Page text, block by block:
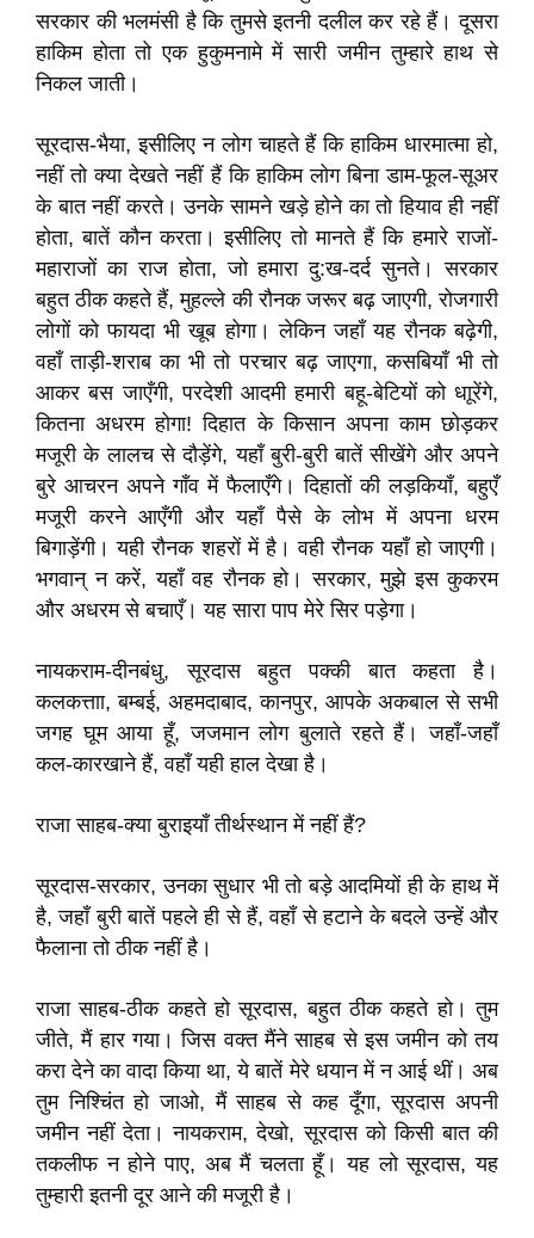
सरकार की भलमंसी है कि तुमसे इतनी दलील कर रहे हैं। दूसरा
हाकिम होता तो एक हुकुमनामे में सारी जमीन तुम्हारे हाथ से
निकल जाती।
सूरदास-भैया, इसीलिए न लोग चाहते हैं कि हाकिम धारमात्मा हो,
नहीं तो क्या देखते नहीं हैं कि हाकिम लोग बिना डाम-फूल-सूअर
के बात नहीं करते। उनके सामने खड़े होने का तो हियाव ही नहीं
होता, बातें कौन करता। इसीलिए तो मानते हैं कि हमारे राजों-
महाराजों का राज होता, जो हमारा दु:ख-दर्द सुनते। सरकार
बहुत ठीक कहते हैं, मुहल्ले की रौनक जरूर बढ़ जाएगी, रोजगारी
लोगों को फायदा भी खूब होगा। लेकिन जहाँ यह रौनक बढ़ेगी,
वहाँ ताड़ी-शराब का भी तो परचार बढ़ जाएगा, कसबियाँ भी तो
आकर बस जाएँगी, परदेशी आदमी हमारी बहू-बेटियों को धाूरेंगे,
कितना अधरम होगा! दिहात के किसान अपना काम छोड़कर
मजूरी के लालच से दौड़ेंगे, यहाँ बुरी-बुरी बातें सीखेंगे और अपने
बुरे आचरन अपने गाँव में फैलाएँगे। दिहातों की लड़कियाँ, बहुएँ
मजूरी करने आएँगी और यहाँ पैसे के लोभ में अपना धरम
बिगाड़ेंगी। यही रौनक शहरों में है। वही रौनक यहाँ हो जाएगी।
भगवान् न करें, यहाँ वह रौनक हो। सरकार, मुझे इस कुकरम
और अधरम से बचाएँ। यह सारा पाप मेरे सिर पड़ेगा।
नायकराम-दीनबंधु, सूरदास बहुत पक्की बात कहता है।
कलकत्ताा, बम्बई, अहमदाबाद, कानपुर, आपके अकबाल से सभी
जगह घूम आया हूँ, जजमान लोग बुलाते रहते हैं। जहाँ-जहाँ
कल-कारखाने हैं, वहाँ यही हाल देखा है।
राजा साहब-क्या बुराइयाँ तीर्थस्थान में नहीं हैं?
सूरदास-सरकार, उनका सुधार भी तो बड़े आदमियों ही के हाथ में
है, जहाँ बुरी बातें पहले ही से हैं, वहाँ से हटाने के बदले उन्हें और
फैलाना तो ठीक नहीं है।
राजा साहब-ठीक कहते हो सूरदास, बहुत ठीक कहते हो। तुम
जीते, मैं हार गया। जिस वक्त मैंने साहब से इस जमीन को तय
करा देने का वादा किया था, ये बातें मेरे धयान में न आई थीं। अब
तुम निश्चिंत हो जाओ, मैं साहब से कह दूँगा, सूरदास अपनी
जमीन नहीं देता। नायकराम, देखो, सूरदास को किसी बात की
तकलीफ न होने पाए, अब मैं चलता हूँ। यह लो सूरदास, यह
तुम्हारी इतनी दूर आने की मजूरी है।